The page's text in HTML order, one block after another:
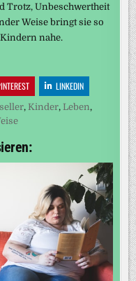
Trotz, Unbeschwertheit
Weise bringt sie so
nahe.
LINKEDIN
, Kinder, Leben,